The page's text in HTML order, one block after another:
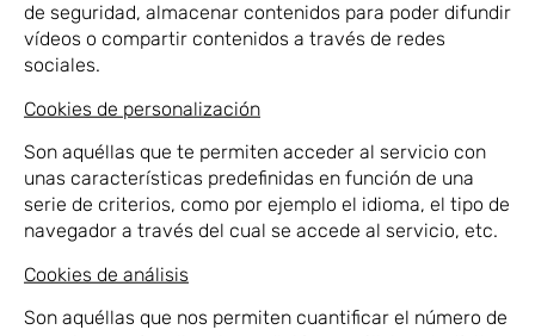
de seguridad, almacenar contenidos para poder difundir
vídeos o compartir contenidos a través de redes
sociales.
Cookies de personalización
Son aquéllas que te permiten acceder al servicio con
unas características predefinidas en función de una
serie de criterios, como por ejemplo el idioma, el tipo de
navegador a través del cual se accede al servicio, etc.
Cookies de análisis
Son aquéllas que nos permiten cuantificar el número de